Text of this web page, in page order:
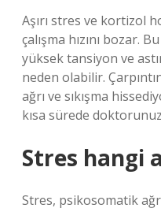
Aşırı stres ve kortizol
çalışma hızını bozar.
yüksek tansiyon ve
neden olabilir.
ağrı ve sıkışma
kısa sürede
Stres hangi
Stres, psikosomatik